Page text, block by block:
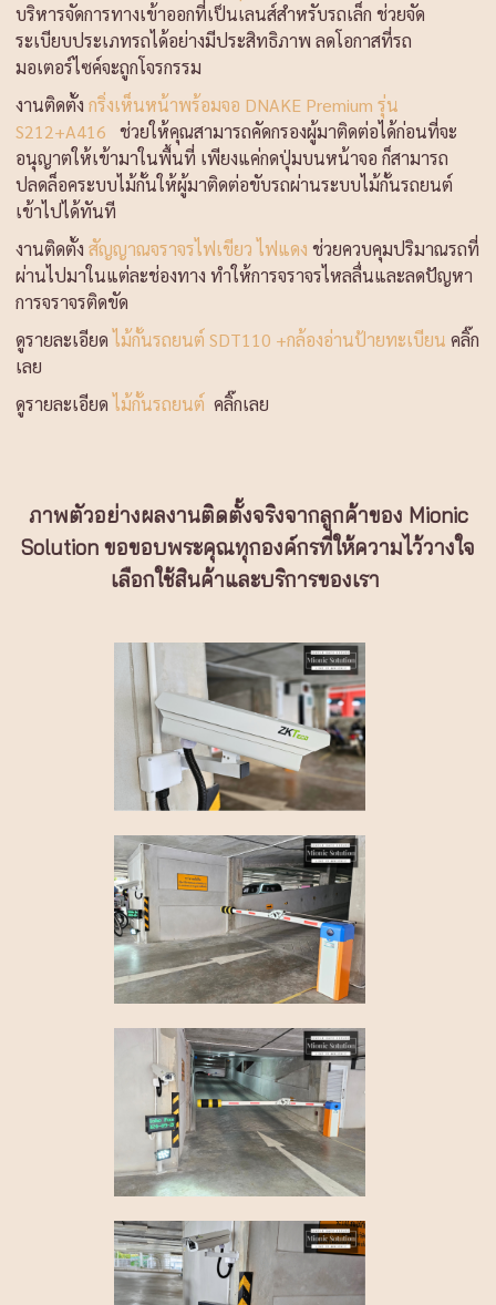
บริหารจัดการทางเข้าออกที่เป็นเลนส์สำหรับรถเล็ก ช่วยจัด
ระเบียบประเภทรถได้อย่างมีประสิทธิภาพ ลดโอกาสที่รถ
มอเตอร์ไซค์จะถูกโจรกรรม
งานติดตั้งกริ่งเห็นหน้าพร้อมจอ DNAKE Premium รุ่น
S212+A416 ช่วยให้คุณสามารถคัดกรองผู้มาติดต่อได้ก่อนที่จะ
อนุญาตให้เข้ามาในพื้นที่ เพียงแค่กดปุ่มบนหน้าจอ ก็สามารถ
ปลดล็อคระบบไม้กั้นให้ผู้มาติดต่อขับรถผ่านระบบไม้กั้นรถยนต์
เข้าไปได้ทันที
งานติดตั้งสัญญาณจราจรไฟเขียว ไฟแดง ช่วยควบคุมปริมาณรถที่
ผ่านไปมาในแต่ละช่องทาง ทำให้การจราจรไหลลื่นและลดปัญหา
การจราจรติดขัด
ดูรายละเอียดไม้กั้นรถยนต์ SDT110 +กล้องอ่านป้ายทะเบียน คลิ๊ก
เลย
ดูรายละเอียดไม้กั้นรถยนต์คลิ๊กเลย
ภาพตัวอย่างผลงานติดตั้งจริงจากลูกค้าของ Mionic
Solution ขอขอบพระคุณทุกองค์กรที่ให้ความไว้วางใจ
เลือกใช้สินค้าและบริการของเรา